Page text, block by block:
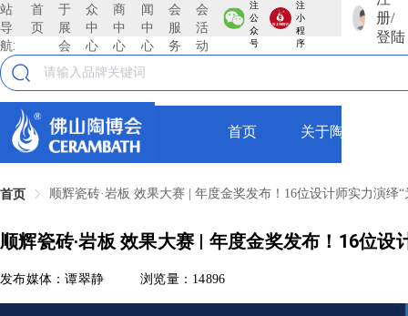
站
导
航:
首
页
于
展
会
众
中
心
商
中
心
闻
中
心
会
服
务
会
活
动
注
公
众
号
注
小
程
序
册/
登陆
首页 关于陶博会
首页 顺辉瓷砖·岩板 效果大赛 | 年度金奖发布！16位设计师实力演绎
顺辉瓷砖·岩板 效果大赛 | 年度金奖发布！16位设
发布媒体：谭翠静 浏览量：14896